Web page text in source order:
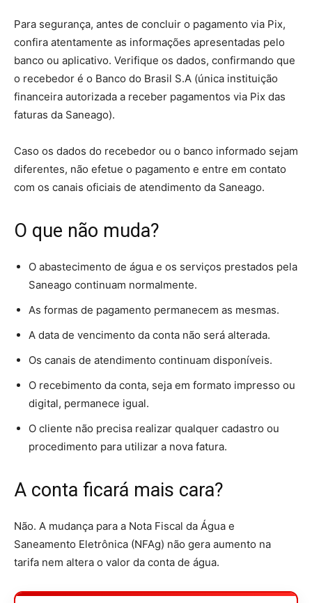
Para segurança, antes de concluir o pagamento via Pix,
confira atentamente as informações apresentadas pelo
banco ou aplicativo. Verifique os dados, confirmando que
o recebedor é o Banco do Brasil S.A (única instituição
financeira autorizada a receber pagamentos via Pix das
faturas da Saneago).
Caso os dados do recebedor ou o banco informado sejam
diferentes, não efetue o pagamento e entre em contato
com os canais oficiais de atendimento da Saneago.
O que não muda?
O abastecimento de água e os serviços prestados pela
Saneago continuam normalmente.
As formas de pagamento permanecem as mesmas.
A data de vencimento da conta não será alterada.
Os canais de atendimento continuam disponíveis.
O recebimento da conta, seja em formato impresso ou
digital, permanece igual.
O cliente não precisa realizar qualquer cadastro ou
procedimento para utilizar a nova fatura.
A conta ficará mais cara?
Não. A mudança para a Nota Fiscal da Água e
Saneamento Eletrônica (NFAg) não gera aumento na
tarifa nem altera o valor da conta de água.